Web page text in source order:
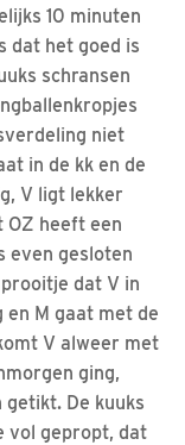
10 minuten
dat het goed is
schransen
niet
in de kk en de
V ligt lekker
OZ heeft een
even gesloten
dat V in
M gaat met de
V alweer met
ging,
De kuuks
vol gepropt, dat